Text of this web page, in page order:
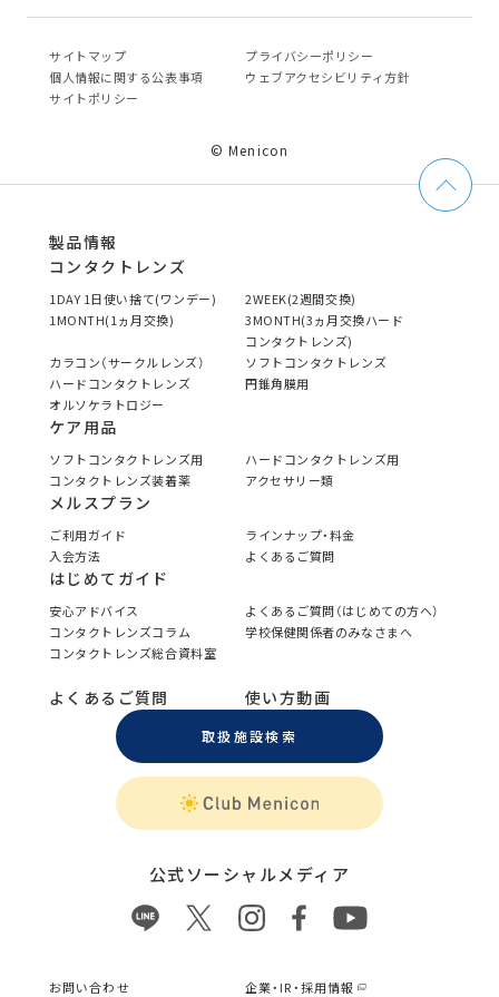
サイトマップ
プライバシーポリシー
個⼈情報に関する公表事項
ウェブアクセシビリティ方針
サイトポリシー
© Menicon
製品情報
コンタクトレンズ
1DAY 1日使い捨て(ワンデー)
2WEEK(2週間交換)
1MONTH(1ヵ月交換)
3MONTH(3ヵ月交換ハード
コンタクトレンズ)
カラコン（サークルレンズ）
ソフトコンタクトレンズ
ハードコンタクトレンズ
円錐角膜用
オルソケラトロジー
ケア用品
ソフトコンタクトレンズ用
ハードコンタクトレンズ用
コンタクトレンズ装着薬
アクセサリー類
メルスプラン
ご利用ガイド
ラインナップ・料金
入会方法
よくあるご質問
はじめてガイド
安心アドバイス
よくあるご質問（はじめての方へ）
コンタクトレンズコラム
学校保健関係者のみなさまへ
コンタクトレンズ総合資料室
よくあるご質問 使い方動画
取扱施設検索
公式ソーシャルメディア
お問い合わせ 企業・IR・採用情報